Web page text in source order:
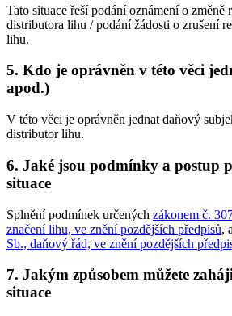
Tato situace řeší podání oznámení o změně
distributora lihu / podání žádosti o zrušení
lihu.
5. Kdo je oprávněn v této věci
apod.)
V této věci je oprávněn jednat daňový
distributor lihu.
6. Jaké jsou podmínky a postup
situace
Splnění podmínek určených zákonem č.
značení lihu, ve znění pozdějších předpisů, a
Sb., daňový řád, ve znění pozdějších
7. Jakým způsobem můžete
situace